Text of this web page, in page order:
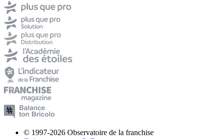
© 1997-2026 Observatoire de la franchise